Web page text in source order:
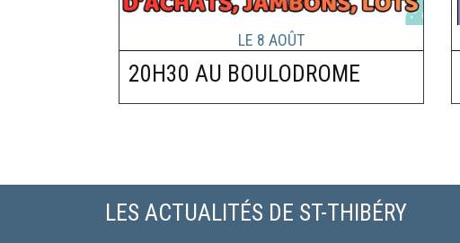
Le 8Août
20H30 AU BOULODROME
LES ACTUALITÉS DE ST-THIBÉRY